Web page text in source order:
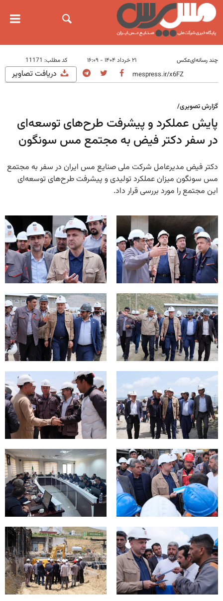
چند رسانه‌ایعکس ۲۱ خرداد ۱۴۰۴ - ۱۶:۰۹ کد مطلب: 11171
دریافت تصاویر
گزارش تصویری/
پایش عملکرد و پیشرفت طرح‌های توسعه‌ای
در سفر دکتر فیض به مجتمع مس سونگون
دکتر فیض مدیرعامل شرکت ملی صنایع مس ایران در سفر به مجتمع
مس سونگون میزان عملکرد تولیدی و پیشرفت طرح‌های توسعه‌ای
این مجتمع را مورد بررسی قرار داد.